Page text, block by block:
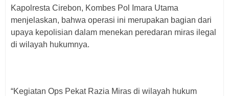
Kapolresta Cirebon, Kombes Pol Imara Utama
menjelaskan, bahwa operasi ini merupakan bagian dari
upaya kepolisian dalam menekan peredaran miras ilegal
di wilayah hukumnya.
“Kegiatan Ops Pekat Razia Miras di wilayah hukum